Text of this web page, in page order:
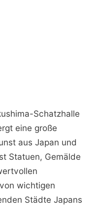
Schatzhalle
eine große
aus Japan und
Statuen, Gemälde
wichtigen
Städte Japans